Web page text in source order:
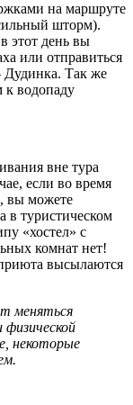
на маршруте
шторм).
этот день вы
или отправиться
Дудинка. Так же
к водопаду
вне тура
если во время
вы можете
в туристическом
«хостел» с
комнат нет!
высылаются
меняться
некоторые